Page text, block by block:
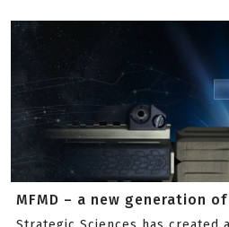
MFMD – a new generation